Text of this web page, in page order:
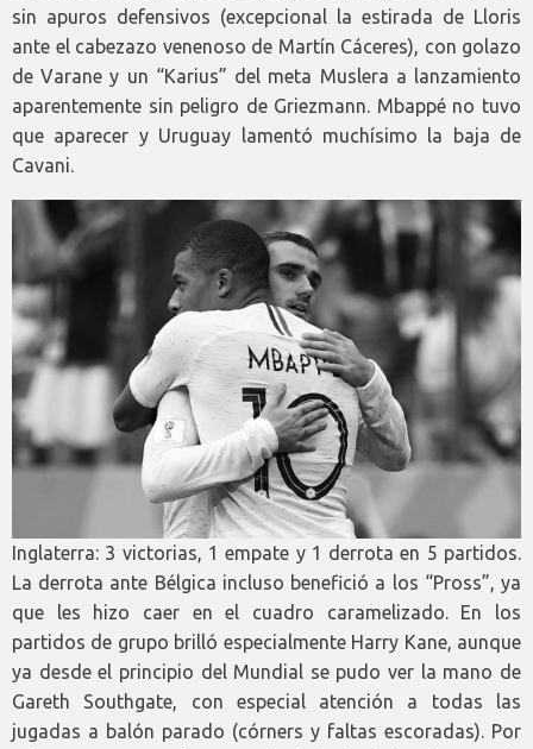
sin apuros defensivos (excepcional la estirada de Lloris
ante el cabezazo venenoso de Martín Cáceres), con golazo
de Varane y un “Karius” del meta Muslera a lanzamiento
aparentemente sin peligro de Griezmann. Mbappé no tuvo
que aparecer y Uruguay lamentó muchísimo la baja de
Cavani.
Inglaterra: 3 victorias, 1 empate y 1 derrota en 5 partidos.
La derrota ante Bélgica incluso benefició a los “Pross”, ya
que les hizo caer en el cuadro caramelizado. En los
partidos de grupo brilló especialmente Harry Kane, aunque
ya desde el principio del Mundial se pudo ver la mano de
Gareth Southgate, con especial atención a todas las
jugadas a balón parado (córners y faltas escoradas). Por